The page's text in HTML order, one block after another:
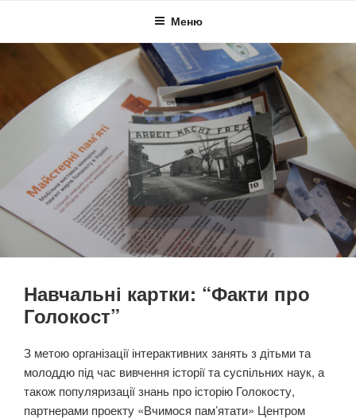
вмісту
Меню
Навчальні картки: “Факти про
Голокост”
З метою організації інтерактивних занять з дітьми та
молоддю під час вивчення історії та суспільних наук, а
також популяризації знань про історію Голокосту,
партнерами проекту «Вчимося пам’ятати» Центром